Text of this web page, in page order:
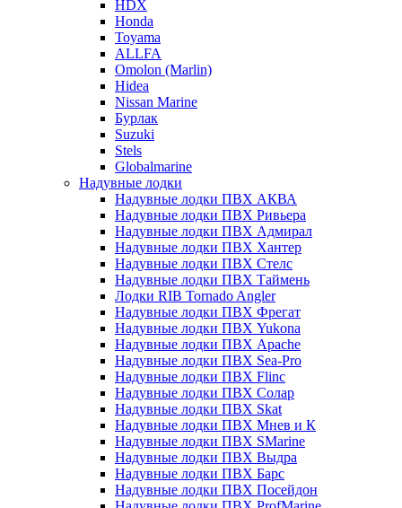
HDX
Honda
Toyama
ALLFA
Omolon (Marlin)
Hidea
Nissan Marine
Бурлак
Suzuki
Stels
Globalmarine
Надувные лодки
Надувные лодки ПВХ АКВА
Надувные лодки ПВХ Ривьера
Надувные лодки ПВХ Адмирал
Надувные лодки ПВХ Хантер
Надувные лодки ПВХ Стелс
Надувные лодки ПВХ Таймень
Лодки RIB Tornado Angler
Надувные лодки ПВХ Фрегат
Надувные лодки ПВХ Yukona
Надувные лодки ПВХ Apache
Надувные лодки ПВХ Sea-Pro
Надувные лодки ПВХ Flinc
Надувные лодки ПВХ Солар
Надувные лодки ПВХ Skat
Надувные лодки ПВХ Мнев и К
Надувные лодки ПВХ SMarine
Надувные лодки ПВХ Выдра
Надувные лодки ПВХ Барс
Надувные лодки ПВХ Посейдон